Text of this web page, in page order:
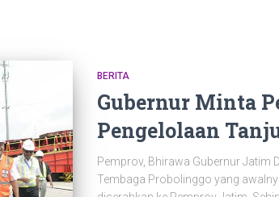
BERITA
Gubernur Minta
Pengelolaan
Pemprov, Bhirawa Gubernur Jatim
Tembaga Probolinggo yang